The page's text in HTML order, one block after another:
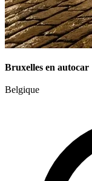
Bruxelles en autocar
Belgique